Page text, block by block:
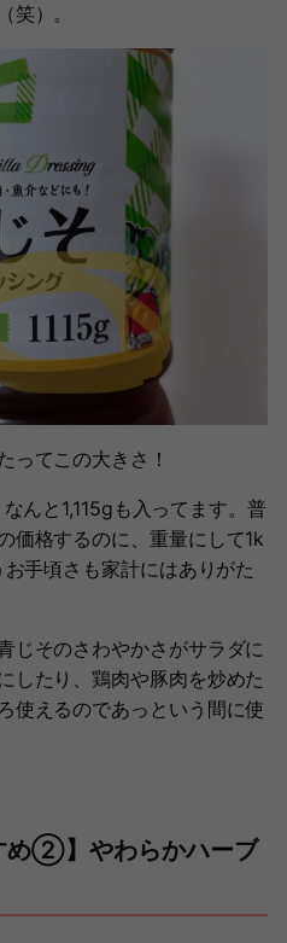
笑）。
ってこの大きさ！
んと1,115gも入ってます。普
価格するのに、重量にして1k
手頃さも家計にはありがた
じそのさわやかさがサラダに
したり、鶏肉や豚肉を炒めた
使えるのであっという間に使
め②】やわらかハーブ